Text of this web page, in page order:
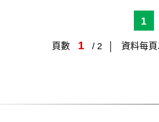
1
頁數 1 / 2 資料每頁